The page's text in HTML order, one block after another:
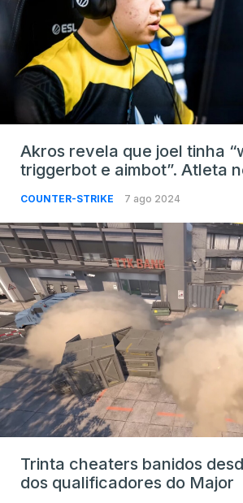
Akros revela que joel tinha
triggerbot e aimbot”. Atleta
COUNTER-STRIKE 7 ago 2024
Trinta cheaters banidos
dos qualificadores do Major